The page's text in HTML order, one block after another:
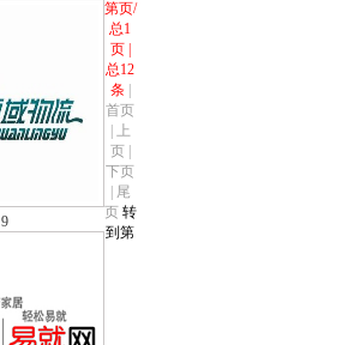
9
第页/
总1
页 |
总12
条
首页
| 上
页
下页
| 尾
页转
到第